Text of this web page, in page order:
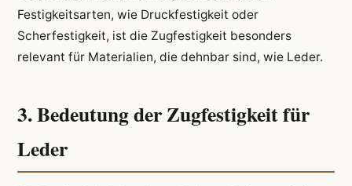
Festigkeitsarten, wie Druckfestigkeit oder
Scherfestigkeit, ist die Zugfestigkeit besonders
relevant für Materialien, die dehnbar sind, wie Leder.
3. Bedeutung der Zugfestigkeit für
Leder